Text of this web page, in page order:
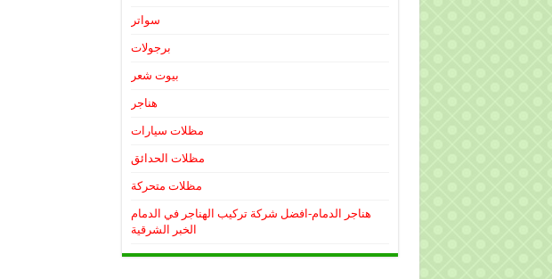
سواتر
برجولات
بيوت شعر
هناجر
مظلات سيارات
مظلات الحدائق
مظلات متحركة
هناجر الدمام-افضل شركة تركيب الهناجر في الدمام
الخبر الشرقية